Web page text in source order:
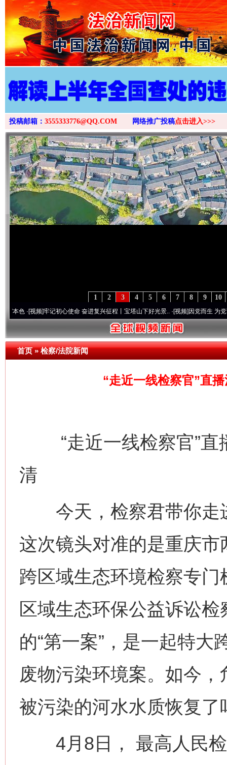
>
投稿邮箱： 3555333776@QQ.COM 网络推广投稿点击进入>>>
10
9
8
7
6
5
4
3
2
1
牢记初心使命 奋进复兴征程丨宝塔山下好光景..·[视频]因党而生 为党而战——百
首页»检察/法院新闻
“走近一线检察官”直
“走近一线检察官”直
清
今天，检察君带你走
这次镜头对准的是重庆
跨区域生态环境检察专
区域生态环保公益诉讼
的“第一案”，是一起特
废物污染环境案。如今
被污染的河水水质恢复
4月8日， 最高人民检